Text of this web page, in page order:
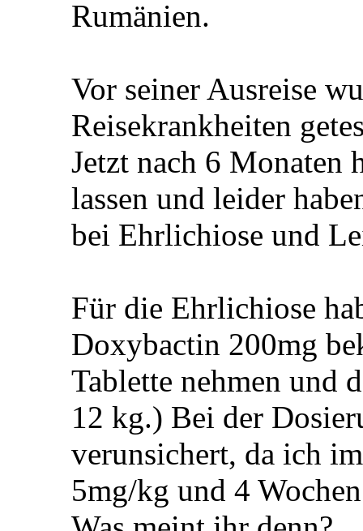
Rumänien.
Vor seiner Ausreise
Reisekrankheiten
Jetzt nach 6 Monaten
lassen und leider
bei Ehrlichiose und
Für die Ehrlichiose
Doxybactin 200mg
Tablette nehmen und
12 kg.) Bei der
verunsichert, da ich
5mg/kg und 4